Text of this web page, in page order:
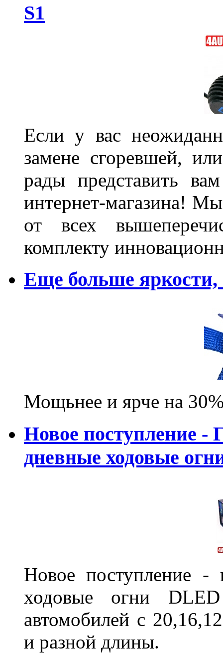
S1
Если у вас
замене сгоревшей,
рады представить
интернет-магазина!
от всех
комплекту
Еще больше
Мощьнее и ярче на
Новое поступление -
дневные ходовые
Новое поступление -
ходовые огни
автомобилей с
и разной длины.